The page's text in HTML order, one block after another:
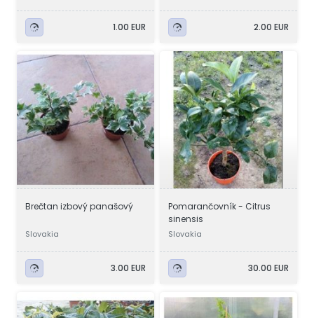
1.00 EUR 2.00 EUR
Brečtan izbový panašový
Slovakia
3.00 EUR
Pomarančovník - Citrus
sinensis
Slovakia
30.00 EUR